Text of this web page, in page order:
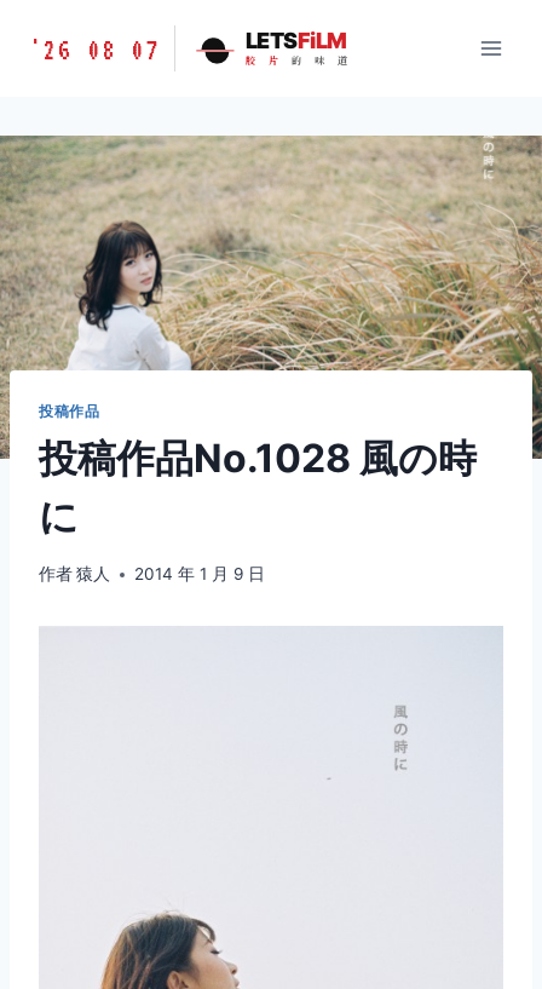
胶
味
道
LETSFILM
'26 08 07 LETSFiLM
胶 片 的 味 道
投稿作品
投稿作品No.1028 風の時
に
作者猿人 2014 年 1 月 9 日